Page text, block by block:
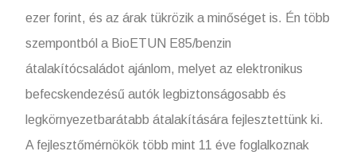
ezer forint, és az árak tükrözik a minőséget is. Én több
szempontból a BioETUN E85/benzin
átalakítócsaládot ajánlom, melyet az elektronikus
befecskendezésű autók legbiztonságosabb és
legkörnyezetbarátabb átalakítására fejlesztettünk ki.
A fejlesztőmérnökök több mint 11 éve foglalkoznak